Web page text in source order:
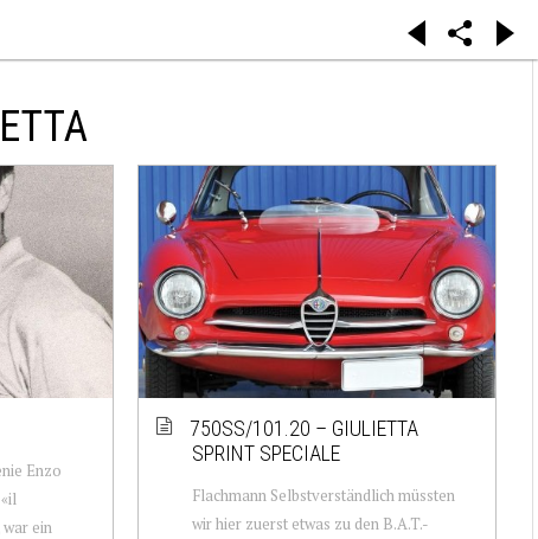
Enzo
ein
750SS/101.20 – GIULIETTA
SPRINT SPECIALE
Flachmann Selbstverständlich müssten
wir hier zuerst etwas zu den B.A.T.-